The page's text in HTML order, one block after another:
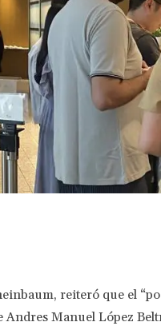
reiteró que el
Andres Manuel López